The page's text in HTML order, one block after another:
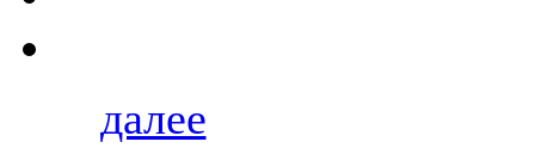
далее